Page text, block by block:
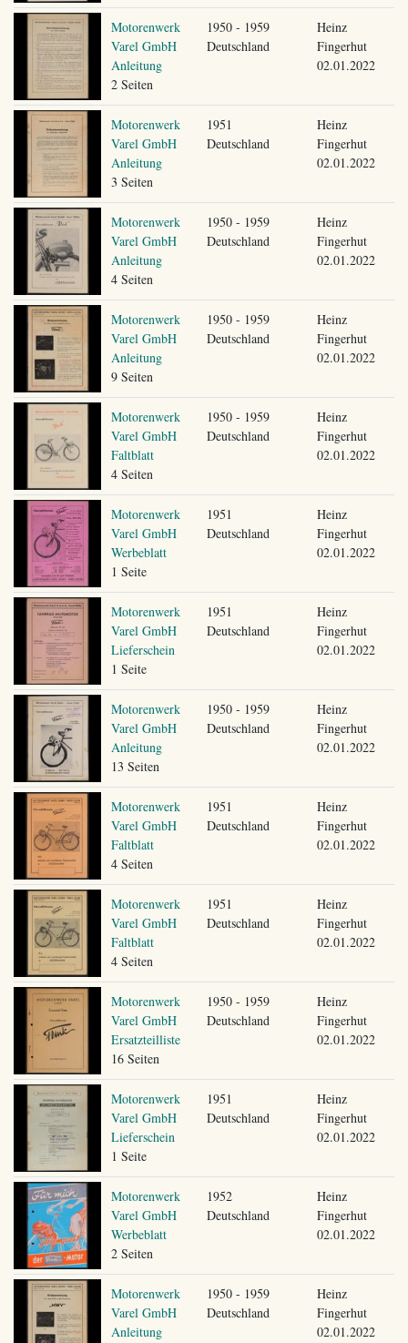
Motorenwerk
Varel GmbH
Anleitung
2 Seiten
1950 - 1959
Deutschland
Heinz
Fingerhut
02.01.2022
Motorenwerk
Varel GmbH
Anleitung
3 Seiten
1951
Deutschland
Heinz
Fingerhut
02.01.2022
Motorenwerk
Varel GmbH
Anleitung
4 Seiten
1950 - 1959
Deutschland
Heinz
Fingerhut
02.01.2022
Motorenwerk
Varel GmbH
Anleitung
9 Seiten
1950 - 1959
Deutschland
Heinz
Fingerhut
02.01.2022
Motorenwerk
Varel GmbH
Faltblatt
4 Seiten
1950 - 1959
Deutschland
Heinz
Fingerhut
02.01.2022
Motorenwerk
Varel GmbH
Werbeblatt
1 Seite
1951
Deutschland
Heinz
Fingerhut
02.01.2022
Motorenwerk
Varel GmbH
Lieferschein
1 Seite
1951
Deutschland
Heinz
Fingerhut
02.01.2022
Motorenwerk
Varel GmbH
Anleitung
13 Seiten
1950 - 1959
Deutschland
Heinz
Fingerhut
02.01.2022
Motorenwerk
Varel GmbH
Faltblatt
4 Seiten
1951
Deutschland
Heinz
Fingerhut
02.01.2022
Motorenwerk
Varel GmbH
Faltblatt
4 Seiten
1951
Deutschland
Heinz
Fingerhut
02.01.2022
Motorenwerk
Varel GmbH
Ersatzteilliste
16 Seiten
1950 - 1959
Deutschland
Heinz
Fingerhut
02.01.2022
Motorenwerk
Varel GmbH
Lieferschein
1 Seite
1951
Deutschland
Heinz
Fingerhut
02.01.2022
Motorenwerk
Varel GmbH
Werbeblatt
2 Seiten
1952
Deutschland
Heinz
Fingerhut
02.01.2022
Motorenwerk
Varel GmbH
Anleitung
1950 - 1959
Deutschland
Heinz
Fingerhut
02.01.2022